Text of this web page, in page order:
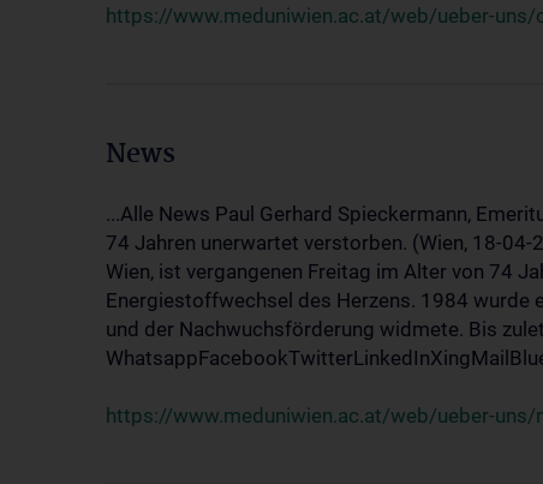
https://www.meduniwien.ac.at/web/ueber-
News
...Alle News Paul Gerhard Spieckermann,
74 Jahren unerwartet verstorben. (Wien, 18-
Wien, ist vergangenen Freitag im Alter von 74
Energiestoffwechsel des Herzens. 1984 wurde
und der Nachwuchsförderung widmete. Bis
https://www.meduniwien.ac.at/web/ueber-